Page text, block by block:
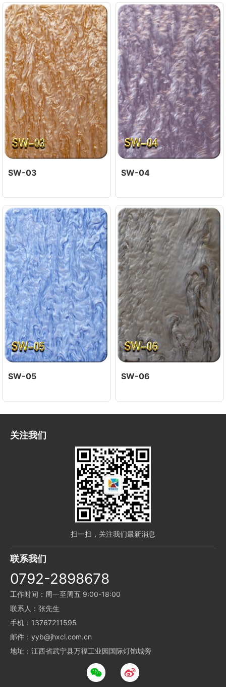
SW-03 SW-04
SW-05 SW-06
关注我们
扫一扫，关注我们最新消息
联系我们
0792-2898678
工作时间：周一至周五 9:00-18:00
联系人：张先生
手机：13767211595
邮件：yyb@jhxcl.com.cn
地址：江西省武宁县万福工业园国际灯饰城旁